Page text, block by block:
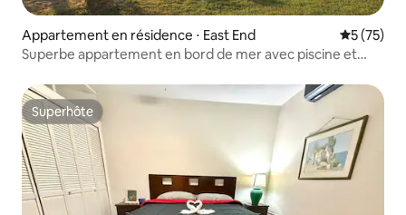
Appartement en résidence ⋅ East End
5 (75)
Superbe appartement en bord de mer avec piscine et
Superhôte
Superhôte